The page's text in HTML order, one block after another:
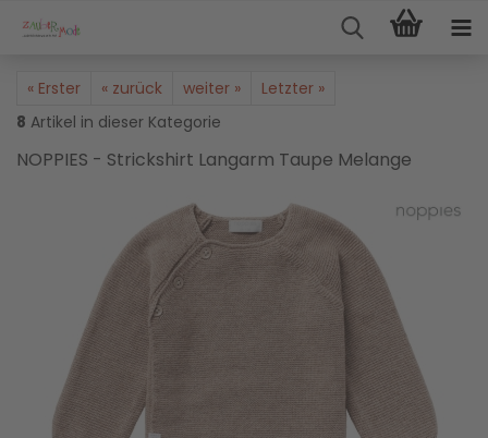
« Erster « zurück weiter »
Letzter »
8 Artikel in dieser Kategorie
NOPPIES - Strickshirt Langarm Taupe Melange